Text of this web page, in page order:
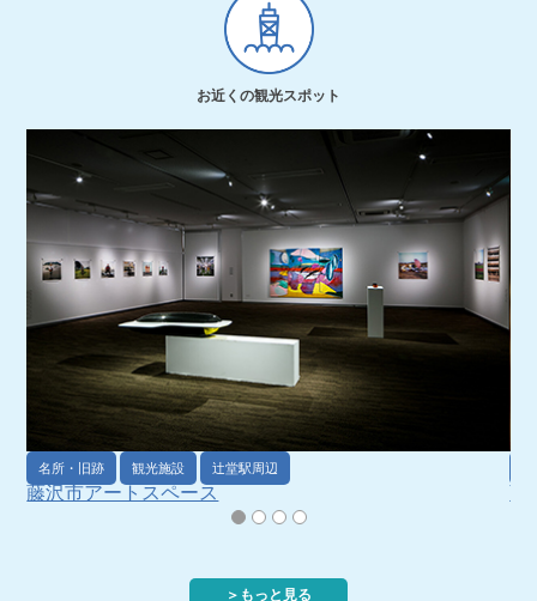
お近くの観光スポット
名所・旧跡 観光施設 辻堂駅周辺
藤沢市アートスペース 藤
＞もっと見る